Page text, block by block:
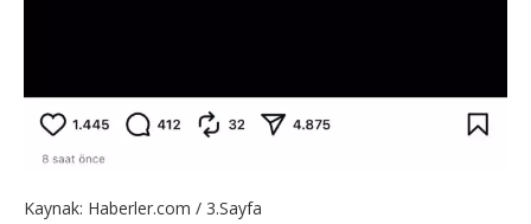
Kaynak: Haberler.com / 3.Sayfa